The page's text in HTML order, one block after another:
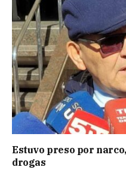
Estuvo preso por
drogas